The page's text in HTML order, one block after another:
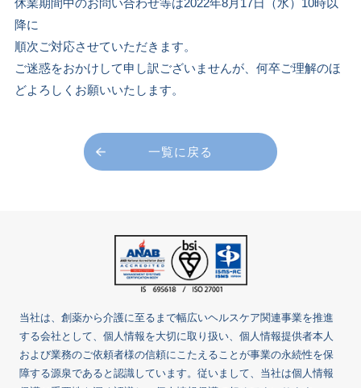
休業期間中のお問い合わせ等は2022年8月17日（水）10時以
降に
順次ご対応させていただきます。
ご迷惑をおかけして申し訳ございませんが、何卒ご理解のほ
どよろしくお願いいたします。
一覧に戻る
当社は、創薬から介護に至るまで幅広いヘルスケア関連事業を推進
する会社として、個人情報を大切に取り扱い、個人情報提供者本人
および業務のご依頼者様の信頼にこたえることが事業の永続性を保
障する源泉であると認識しています。従いまして、当社は個人情報